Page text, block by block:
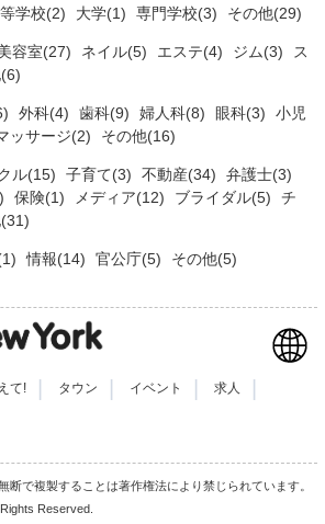
学校(2) 大学(1) 専門学校(3) その他(29)
容室(27) ネイル(5) エステ(4) ジム(3)
ス
外科(4) 歯科(9) 婦人科(8) 眼科(3)
小児
ッサージ(2) その他(16)
ル(15) 子育て(3) 不動産(34)
弁護士(3)
保険(1) メディア(12) ブライダル(5)
チ
情報(14) 官公庁(5) その他(5)
て! タウン イベント 求人
断で複製することは著作権法により禁じられています。
Rights Reserved.